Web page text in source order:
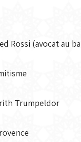
Rossi (avocat au
Trumpeldor